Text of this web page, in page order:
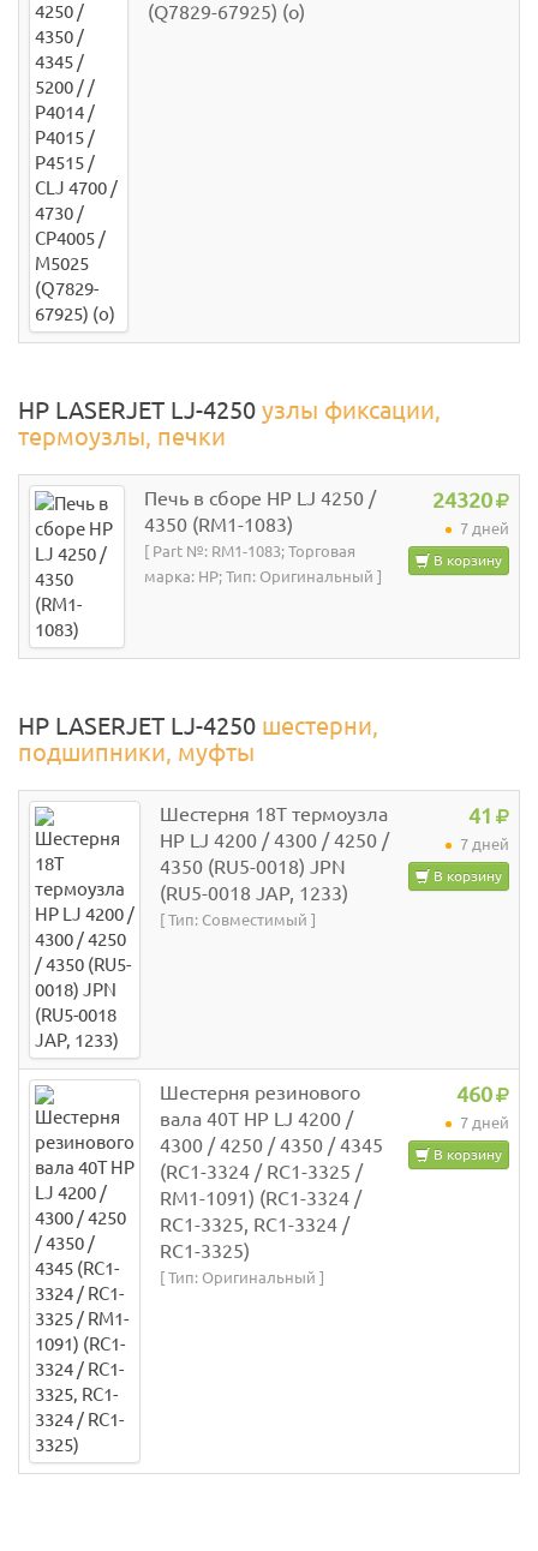
(Q7829-67925) (о)
HP LASERJET LJ-4250 узлы фиксации,
термоузлы, печки
Печь в сборе HP LJ 4250 /
4350 (RM1-1083)
[ Part №: RM1-1083; Торговая
марка: HP; Тип: Оригинальный ]
24320
7 дней
В корзину
HP LASERJET LJ-4250 шестерни,
подшипники, муфты
Шестерня 18T термоузла
HP LJ 4200 / 4300 / 4250 /
4350 (RU5-0018) JPN
(RU5-0018 JAP, 1233)
[ Тип: Совместимый ]
41
7 дней
В корзину
Шестерня резинового
вала 40T HP LJ 4200 /
4300 / 4250 / 4350 / 4345
(RC1-3324 / RC1-3325 /
RM1-1091) (RC1-3324 /
RC1-3325, RC1-3324 /
RC1-3325)
[ Тип: Оригинальный ]
460
7 дней
В корзину